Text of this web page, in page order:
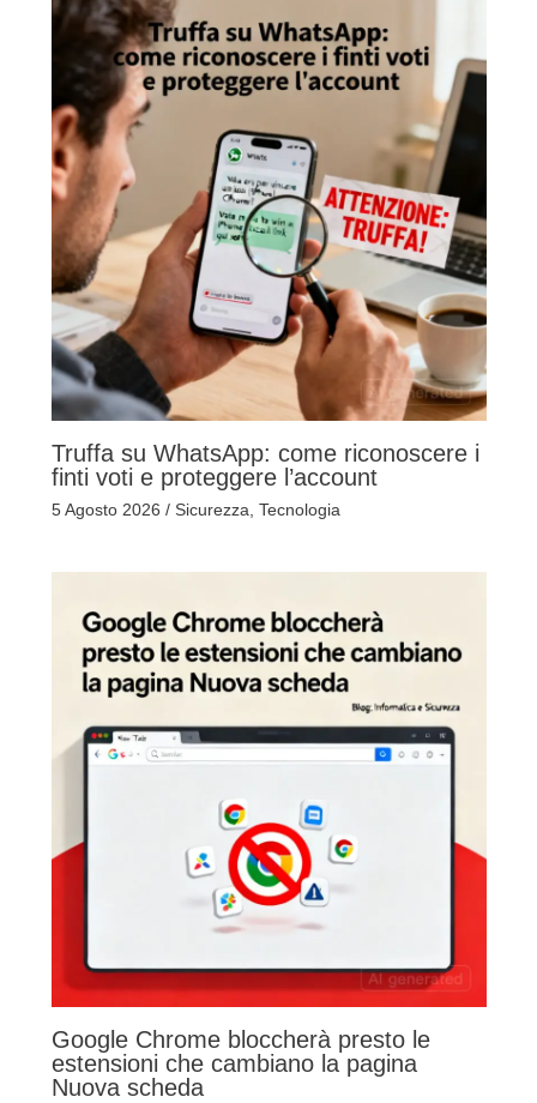
Truffa su WhatsApp: come riconoscere i
finti voti e proteggere l’account
5 Agosto 2026 / Sicurezza, Tecnologia
Google Chrome bloccherà presto le
estensioni che cambiano la pagina
Nuova scheda